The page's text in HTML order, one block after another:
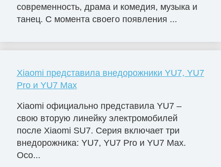
современность, драма и комедия, музыка и
танец. С момента своего появления ...
Xiaomi представила внедорожники YU7, YU7
Pro и YU7 Max
Xiaomi официально представила YU7 –
свою вторую линейку электромобилей
после Xiaomi SU7. Серия включает три
внедорожника: YU7, YU7 Pro и YU7 Max.
Осо...